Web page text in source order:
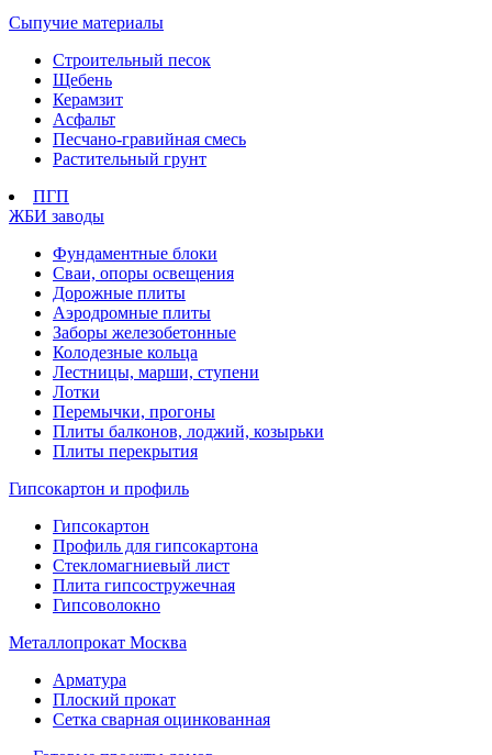
Сыпучие материалы
Строительный песок
Щебень
Керамзит
Асфальт
Песчано-гравийная смесь
Растительный грунт
ПГП
ЖБИ заводы
Фундаментные блоки
Сваи, опоры освещения
Дорожные плиты
Аэродромные плиты
Заборы железобетонные
Колодезные кольца
Лестницы, марши, ступени
Лотки
Перемычки, прогоны
Плиты балконов, лоджий, козырьки
Плиты перекрытия
Гипсокартон и профиль
Гипсокартон
Профиль для гипсокартона
Стекломагниевый лист
Плита гипсостружечная
Гипсоволокно
Металлопрокат Москва
Арматура
Плоский прокат
Сетка сварная оцинкованная